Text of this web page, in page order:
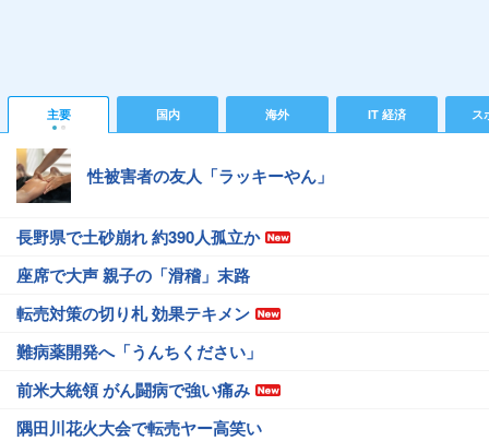
主要 国内 海外 IT 経済 ス
性被害者の友人「ラッキーやん」
長野県で土砂崩れ 約390人孤立か
座席で大声 親子の「滑稽」末路
転売対策の切り札 効果テキメン
難病薬開発へ「うんちください」
前米大統領 がん闘病で強い痛み
隅田川花火大会で転売ヤー高笑い